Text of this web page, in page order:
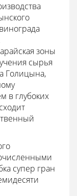
зоны
сырья
Голицына,
в глубоких
супер гран